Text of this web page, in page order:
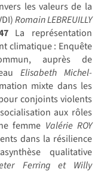
les valeurs de la
Romain LEBREUILLY
La représentation
climatique : Enquête
auprès de
Elisabeth Michel-
mixte dans les
conjoints violents
aux rôles
femme Valérie ROY
dans la résilience
qualitative
Ferring et Willy